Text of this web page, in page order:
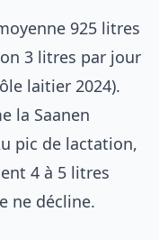
925 litres
3 litres par jour
laitier 2024).
la Saanen
pic de lactation,
4 à 5 litres
ne décline.